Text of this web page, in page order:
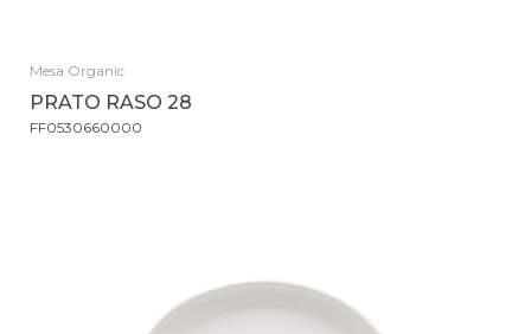
Mesa Organic
PRATO RASO 28
FF0530660000